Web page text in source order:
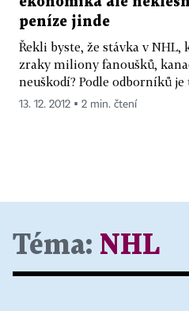
peníze jinde
Řekli byste, že stávka v
zraky miliony fanoušků,
neuškodí? Podle odborníků je
13. 12. 2012 ▪ 2 min. čtení
Téma: NHL